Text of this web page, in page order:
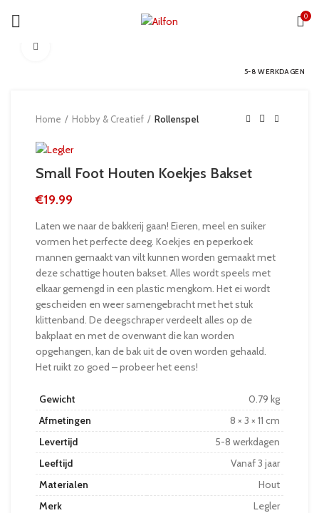
0
5-8 WERKDAGEN
Home Hobby & Creatief Rollenspel
Small Foot Houten Koekjes Bakset
€19.99
Laten we naar de bakkerij gaan! Eieren, meel en suiker
vormen het perfecte deeg. Koekjes en peperkoek
mannen gemaakt van vilt kunnen worden gemaakt met
deze schattige houten bakset. Alles wordt speels met
elkaar gemengd in een plastic mengkom. Het ei wordt
gescheiden en weer samengebracht met het stuk
klittenband. De deegschraper verdeelt alles op de
bakplaat en met de ovenwant die kan worden
opgehangen, kan de bak uit de oven worden gehaald.
Het ruikt zo goed – probeer het eens!
Gewicht
0.79 kg
Afmetingen
8 × 3 × 11 cm
Levertijd
5-8 werkdagen
Leeftijd
Vanaf 3 jaar
Materialen
Hout
Merk
Legler